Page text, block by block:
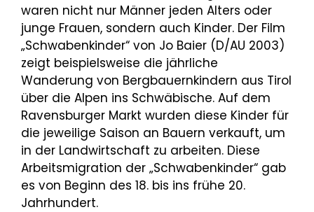
waren nicht nur Männer jeden Alters oder
junge Frauen, sondern auch Kinder. Der Film
„Schwabenkinder“ von Jo Baier (D/AU 2003)
zeigt beispielsweise die jährliche
Wanderung von Bergbauernkindern aus Tirol
über die Alpen ins Schwäbische. Auf dem
Ravensburger Markt wurden diese Kinder für
die jeweilige Saison an Bauern verkauft, um
in der Landwirtschaft zu arbeiten. Diese
Arbeitsmigration der „Schwabenkinder“ gab
es von Beginn des 18. bis ins frühe 20.
Jahrhundert.